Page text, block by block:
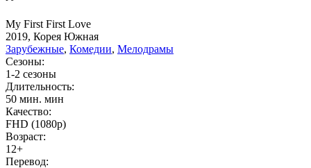
My First First Love
2019, Корея Южная
Зарубежные, Комедии, Мелодрамы
Сезоны:
1-2 сезоны
Длительность:
50 мин. мин
Качество:
FHD (1080p)
Возраст:
12+
Перевод: